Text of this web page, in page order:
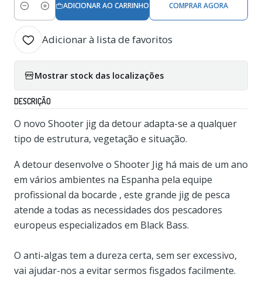
Quantidade
ADICIONAR AO CARRINHO COMPRAR AGORA
Adicionar à lista de favoritos
Mostrar stock das localizações
DESCRIÇÃO
O novo Shooter jig da detour adapta-se a qualquer
tipo de estrutura, vegetação e situação.
A detour desenvolve o Shooter Jig há mais de um ano
em vários ambientes na Espanha pela equipe
profissional da bocarde , este grande jig de pesca
atende a todas as necessidades dos pescadores
europeus especializados em Black Bass.
O anti-algas tem a dureza certa, sem ser excessivo,
vai ajudar-nos a evitar sermos fisgados facilmente.